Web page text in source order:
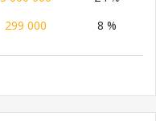
299 000 8 %